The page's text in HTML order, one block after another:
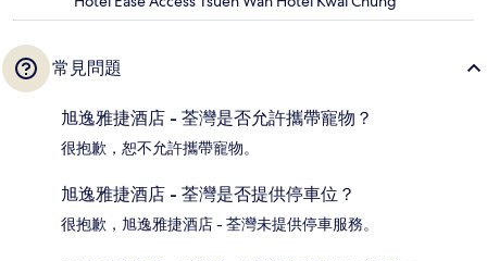
常見問題
旭逸雅捷酒店 - 荃灣是否允許攜帶寵物？
很抱歉，恕不允許攜帶寵物。
旭逸雅捷酒店 - 荃灣是否提供停車位？
很抱歉，旭逸雅捷酒店 - 荃灣未提供停車服務。